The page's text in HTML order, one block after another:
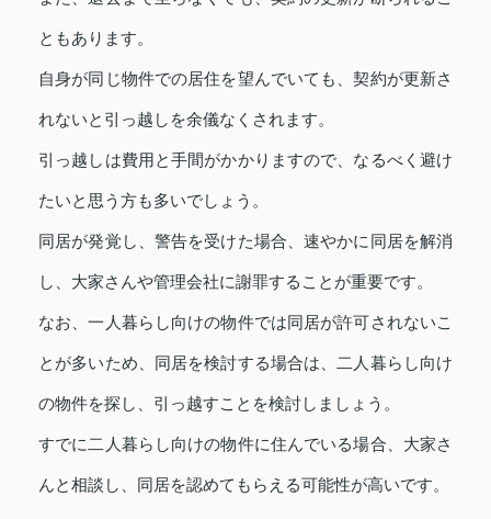
ともあります。
自身が同じ物件での居住を望んでいても、契約が更新さ
れないと引っ越しを余儀なくされます。
引っ越しは費用と手間がかかりますので、なるべく避け
たいと思う方も多いでしょう。
同居が発覚し、警告を受けた場合、速やかに同居を解消
し、大家さんや管理会社に謝罪することが重要です。
なお、一人暮らし向けの物件では同居が許可されないこ
とが多いため、同居を検討する場合は、二人暮らし向け
の物件を探し、引っ越すことを検討しましょう。
すでに二人暮らし向けの物件に住んでいる場合、大家さ
んと相談し、同居を認めてもらえる可能性が高いです。